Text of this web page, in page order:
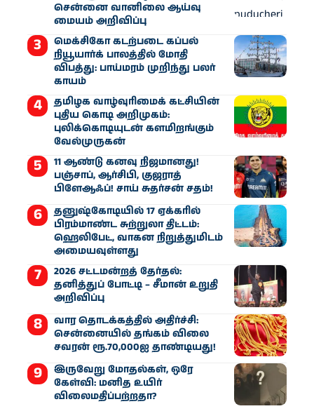
சென்னை வானிலை ஆய்வு
மையம் அறிவிப்பு
மெக்சிகோ கடற்படை கப்பல்
நியூயார்க் பாலத்தில் மோதி
விபத்து: பாய்மரம் முறிந்து பலர்
காயம்
தமிழக வாழ்வுரிமைக் கட்சியின்
புதிய கொடி அறிமுகம்:
புலிக்கொடியுடன் களமிறங்கும்
வேல்முருகன்
11 ஆண்டு கனவு நிஜமானது!
பஞ்சாப், ஆர்சிபி, குஜராத்
பிளேஆஃப்! சாய் சுதர்சன் சதம்!
தனுஷ்கோடியில் 17 ஏக்கரில்
பிரம்மாண்ட சுற்றுலா திட்டம்:
ஹெலிபேட், வாகன நிறுத்துமிடம்
அமையவுள்ளது
2026 சட்டமன்றத் தேர்தல்:
தனித்துப் போட்டி – சீமான் உறுதி
அறிவிப்பு
வார தொடக்கத்தில் அதிர்ச்சி:
சென்னையில் தங்கம் விலை
சவரன் ரூ.70,000ஐ தாண்டியது!
இருவேறு மோதல்கள், ஒரே
கேள்வி: மனித உயிர்
விலைமதிப்பற்றதா?